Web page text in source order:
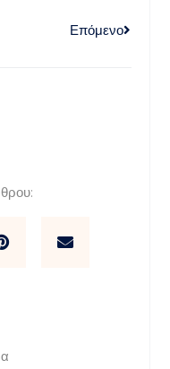
Επόμενο